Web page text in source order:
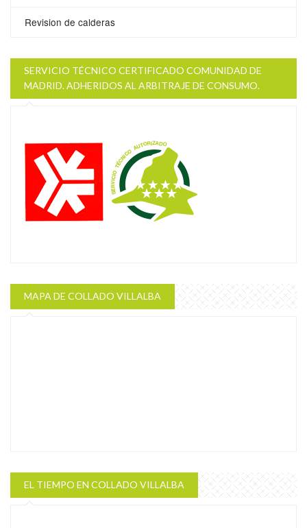
Revision de calderas
SERVICIO TÉCNICO CERTIFICADO COMUNIDAD DE
MADRID. ADHERIDOS AL ARBITRAJE DE CONSUMO.
MAPA DE COLLADO VILLALBA
EL TIEMPO EN COLLADO VILLALBA